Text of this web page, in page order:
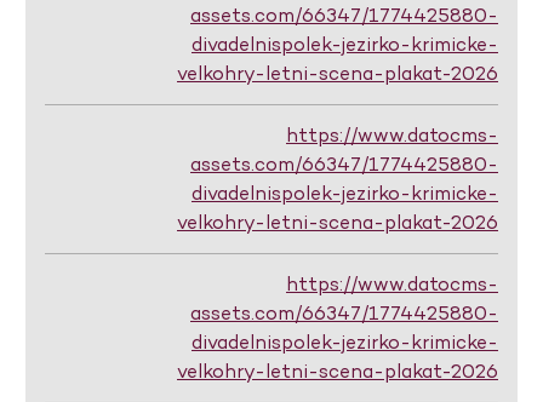
assets.com/66347/1774425880-
divadelnispolek-jezirko-krimicke-
velkohry-letni-scena-plakat-2026
https://www.datocms-
assets.com/66347/1774425880-
divadelnispolek-jezirko-krimicke-
velkohry-letni-scena-plakat-2026
https://www.datocms-
assets.com/66347/1774425880-
divadelnispolek-jezirko-krimicke-
velkohry-letni-scena-plakat-2026